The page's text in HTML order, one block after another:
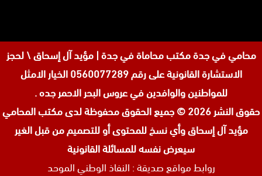
محامي في جدةمكتب محاماة في جدة | مؤيد آل إسحاق \ لحجز
الاستشارة القانونية على رقم 0560077289 الخيار الامثل
للمواطنين والوافدين في عروس البحر الاحمر جده .
حقوق النشر 2026 © جميع الحقوق محفوظة لدى
مكتب المحامي
مؤيد آل إسحاق وأي نسخ للمحتوى أو للتصميم من قبل الغير
سيعرض نفسه للمسائلة القانونية
روابط مواقع صديقة : النفاذ الوطني الموحد